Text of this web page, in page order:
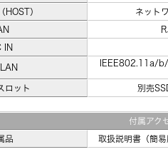
HOST） ネット
IN
IEEE802.11a/
ロット
別売
付属アク
品 取扱説明書（簡